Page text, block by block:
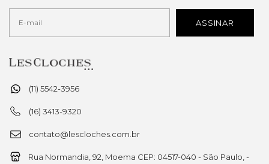
(11) 5542-3956
(16) 3413-9320
contato@lescloches.com.br
Rua Normandia, 92, Moema CEP: 04517-040 - São Paulo, -